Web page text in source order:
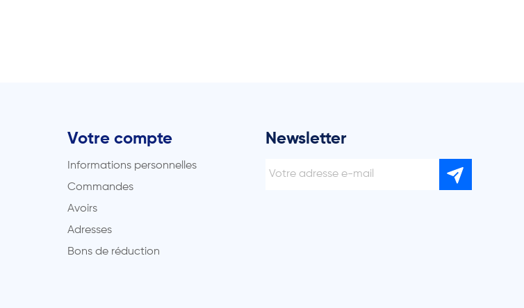
Votre compte
Informations personnelles
Commandes
Avoirs
Adresses
Bons de réduction
Newsletter